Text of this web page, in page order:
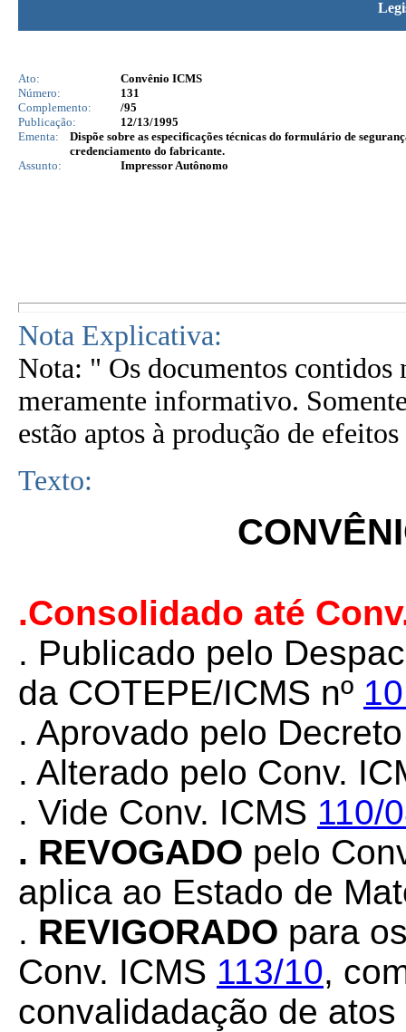
Ato:
Convênio ICMS
Número:
131
Complemento:
/95
Publicação:
12/13/1995
Ementa:
Dispõe sobre as especificações técnicas do formulário de
credenciamento do fabricante.
Assunto:
Impressor Autônomo
Nota Explicativa:
Nota: " Os documentos contidos
meramente informativo.
estão aptos à produção de
Texto:
.Consolidado até
. Publicado pelo
da COTEPE/ICMS nº
. Aprovado pelo
. Alterado pelo Conv.
. Vide Conv. ICMS 110/
. REVOGADO pelo
aplica ao Estado de
. REVIGORADO para
Conv. ICMS 113/10,
convalidadação de atos